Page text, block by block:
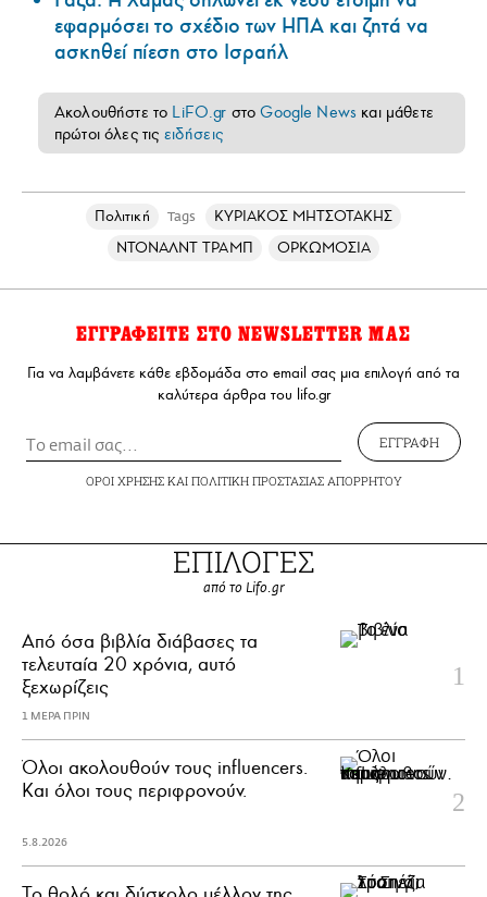
εφαρμόσει το σχέδιο των ΗΠΑ και ζητά να
ασκηθεί πίεση στο Ισραήλ
Ακολουθήστε το LiFO.gr στοGoogle News και μάθετε
πρώτοι όλες τις ειδήσεις
Πολιτική Tags
ΚΥΡΙΑΚΟΣ ΜΗΤΣΟΤΑΚΗΣ
ΝΤΟΝΑΛΝΤ ΤΡΑΜΠ
ΟΡΚΩΜΟΣΙΑ
ΕΓΓΡΑΦΕΙΤΕ ΣΤΟ NEWSLETTER ΜΑΣ
Για να λαμβάνετε κάθε εβδομάδα στο email σας μια επιλογή από τα
καλύτερα άρθρα του lifo.gr
ΕΓΓΡΑΦΗ
ΟΡΟΙ ΧΡΗΣΗΣΚΑΙ ΠΟΛΙΤΙΚΗ ΠΡΟΣΤΑΣΙΑΣ ΑΠΟΡΡΗΤΟΥ
ΕΠΙΛΟΓΕΣ
από το Lifo.gr
Από όσα βιβλία διάβασες τα
τελευταία 20 χρόνια, αυτό
ξεχωρίζεις
1 ΜΕΡΑ ΠΡΙΝ
Όλοι ακολουθούν τους influencers.
Και όλοι τους περιφρονούν.
5.8.2026